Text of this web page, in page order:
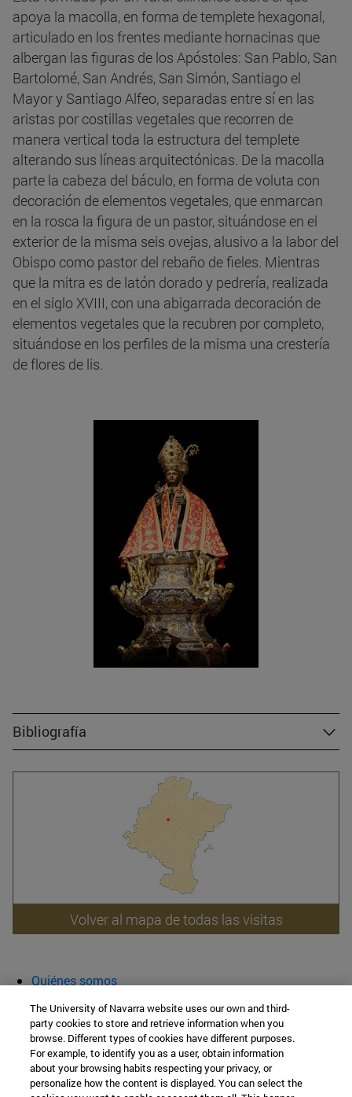
apoya la macolla, en forma de templete hexagonal,
articulado en los frentes mediante hornacinas que
albergan las figuras de los Apóstoles: San Pablo, San
Bartolomé, San Andrés, San Simón, Santiago el
Mayor y Santiago Alfeo, separadas entre sí en las
aristas por costillas vegetales que recorren de
manera vertical toda la estructura del templete
alterando sus líneas arquitectónicas. De la macolla
parte la cabeza del báculo, en forma de voluta con
decoración de elementos vegetales, que enmarcan
en la rosca la figura de un pastor, situándose en el
exterior de la misma seis ovejas, alusivo a la labor del
Obispo como pastor del rebaño de fieles. Mientras
que la mitra es de latón dorado y pedrería, realizada
en el siglo XVIII, con una abigarrada decoración de
elementos vegetales que la recubren por completo,
situándose en los perfiles de la misma una crestería
de flores de lis.
Bibliografía
Volver al mapa de todas las visitas
Quiénes somos
Aula abierta
Cátedra de Patrimonio y Arte Navarro
The University of Navarra website uses our own and third-
party cookies to store and retrieve information when you
browse. Different types of cookies have different purposes.
For example, to identify you as a user, obtain information
about your browsing habits respecting your privacy, or
personalize how the content is displayed. You can select the